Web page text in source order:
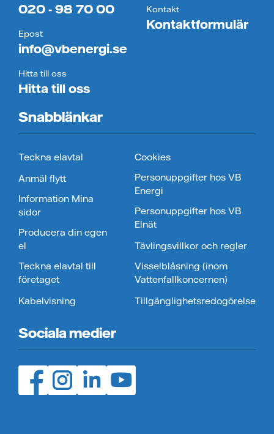
020 - 98 70 00
Epost
info@vbenergi.se
Hitta till oss
Hitta till oss
Kontakt
Kontaktformulär
Snabblänkar
Teckna elavtal
Anmäl flytt
Information Mina
sidor
Producera din egen
el
Teckna elavtal till
företaget
Kabelvisning
Cookies
Personuppgifter hos VB
Energi
Personuppgifter hos VB
Elnät
Tävlingsvillkor och regler
Visselblåsning (inom
Vattenfallkoncernen)
Tillgänglighetsredogörelse
Sociala medier
Facebook (öppnas i ny flik)
Instagram (öppnas i ny flik)
LinedIn (öppnas i ny flik)